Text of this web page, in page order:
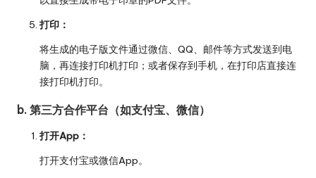
打印：
将生成的电子版文件通过微信、QQ、邮件等方式发送到电
脑，再连接打印机打印；或者保存到手机，在打印店直接连
接打印机打印。
b. 第三方合作平台（如支付宝、微信）
打开App：
打开支付宝或微信App。